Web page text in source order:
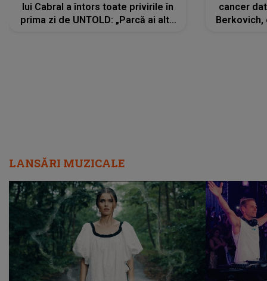
lui Cabral a întors toate privirile în
prima zi de UNTOLD: „Parcă ai altă
cancer
Berkovich,
LANSĂRI MUZICALE